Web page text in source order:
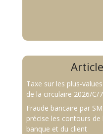
Taxe sur les plus-
de la circulaire 2026/C/
Fraude bancaire par
précise les contours
banque et du client